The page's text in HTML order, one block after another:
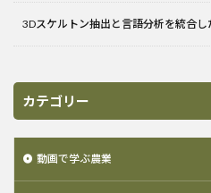
3Dスケルトン抽出と言語分析を統合
カテゴリー
動画で学ぶ農業